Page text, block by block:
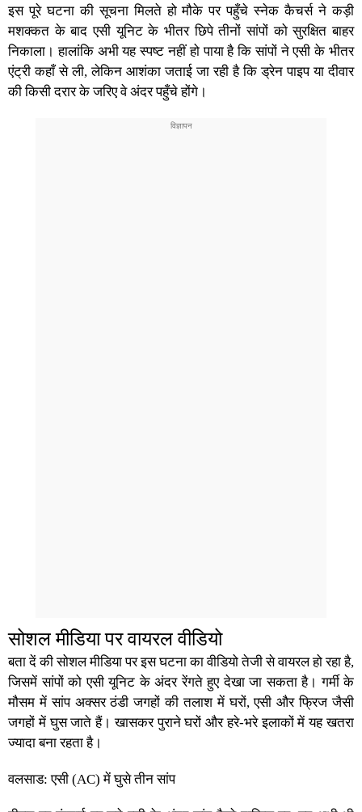
इस पूरे घटना की सूचना मिलते हो मौके पर पहुँचे स्नेक कैचर्स ने कड़ी
मशक्कत के बाद एसी यूनिट के भीतर छिपे तीनों सांपों को सुरक्षित बाहर
निकाला। हालांकि अभी यह स्पष्ट नहीं हो पाया है कि सांपों ने एसी के भीतर
एंट्री कहाँ से ली, लेकिन आशंका जताई जा रही है कि ड्रेन पाइप या दीवार
की किसी दरार के जरिए वे अंदर पहुँचे होंगे।
सोशल मीडिया पर वायरल वीडियो
बता दें की सोशल मीडिया पर इस घटना का वीडियो तेजी से वायरल हो रहा है,
जिसमें सांपों को एसी यूनिट के अंदर रेंगते हुए देखा जा सकता है। गर्मी के
मौसम में सांप अक्सर ठंडी जगहों की तलाश में घरों, एसी और फ्रिज जैसी
जगहों में घुस जाते हैं। खासकर पुराने घरों और हरे-भरे इलाकों में यह खतरा
ज्यादा बना रहता है।
वलसाड: एसी (AC) में घुसे तीन सांप